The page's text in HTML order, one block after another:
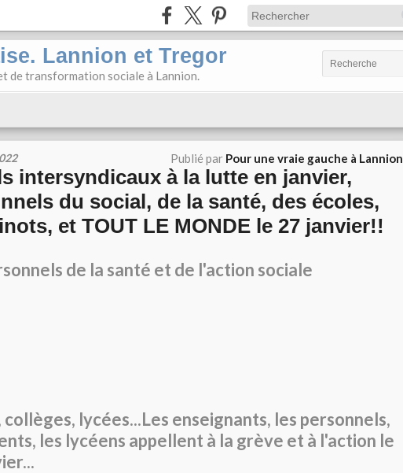
Lannion et Tregor
de transformation sociale à Lannion.
Publié par Pour une vraie gauche à Lannion
intersyndicaux à la lutte en janvier,
du social, de la santé, des écoles,
et TOUT LE MONDE le 27 janvier!!
de la santé et de l'action sociale
collèges, lycées...Les enseignants, les personnels,
les lycéens appellent à la grève et à l'action le